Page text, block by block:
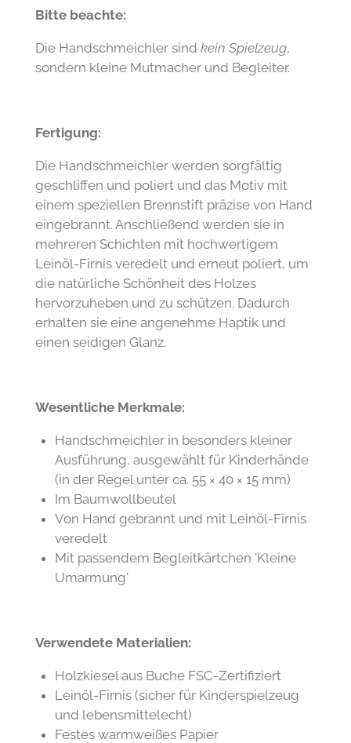
Bitte beachte:
Die Handschmeichler sind kein Spielzeug,
sondern kleine Mutmacher und Begleiter.
Fertigung:
Die Handschmeichler werden sorgfältig
geschliffen und poliert und das Motiv mit
einem speziellen Brennstift präzise von Hand
eingebrannt. Anschließend werden sie in
mehreren Schichten mit hochwertigem
Leinöl-Firnis veredelt und erneut poliert, um
die natürliche Schönheit des Holzes
hervorzuheben und zu schützen. Dadurch
erhalten sie eine angenehme Haptik und
einen seidigen Glanz.
Wesentliche Merkmale:
Handschmeichler in besonders kleiner
Ausführung, ausgewählt für Kinderhände
(in der Regel unter ca. 55 × 40 × 15 mm)
Im Baumwollbeutel
Von Hand gebrannt und mit Leinöl-Firnis
veredelt
Mit passendem Begleitkärtchen 'Kleine
Umarmung'
Verwendete Materialien:
Holzkiesel aus Buche FSC-Zertifiziert
Leinöl-Firnis (sicher für Kinderspielzeug
und lebensmittelecht)
Festes warmweißes Papier